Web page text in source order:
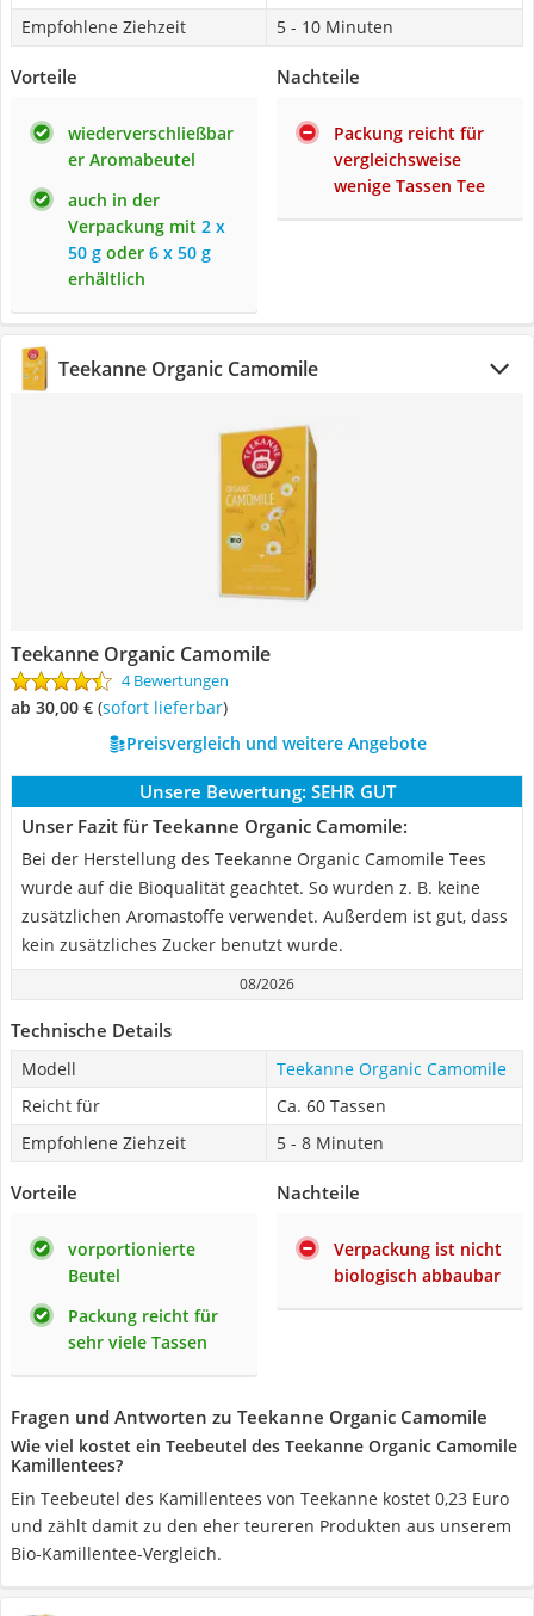
Empfohlene Ziehzeit
5 - 10 Minuten
Vorteile
wiederverschließbar
er Aromabeutel
auch in der
Verpackung mit 2 x
50 g oder 6 x 50 g
erhältlich
Nachteile
Packung reicht für
vergleichsweise
wenige Tassen Tee
Teekanne Organic Camomile
Teekanne Organic Camomile
4 Bewertungen
ab 30,00 € ( Sofort lieferbar)
Preisvergleich und weitere Angebote
Unsere Bewertung: SEHR GUT
Unser Fazit für Teekanne Organic Camomile:
Bei der Herstellung des Teekanne Organic Camomile Tees
wurde auf die Bioqualität geachtet. So wurden z. B. keine
zusätzlichen Aromastoffe verwendet. Außerdem ist gut, dass
kein zusätzliches Zucker benutzt wurde.
08/2026
Technische Details
Modell
Teekanne Organic Camomile
Reicht für
Ca. 60 Tassen
Empfohlene Ziehzeit
5 - 8 Minuten
Vorteile
vorportionierte
Beutel
Packung reicht für
sehr viele Tassen
Nachteile
Verpackung ist nicht
biologisch abbaubar
Fragen und Antworten zu Teekanne Organic Camomile
Wie viel kostet ein Teebeutel des Teekanne Organic Camomile
Kamillentees?
Ein Teebeutel des Kamillentees von Teekanne kostet 0,23 Euro
und zählt damit zu den eher teureren Produkten aus unserem
Bio-Kamillentee-Vergleich.